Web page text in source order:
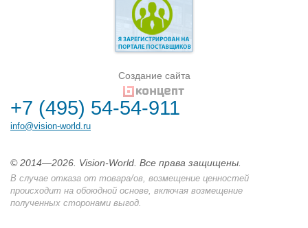
Создание сайта
+7 (495) 54-54-911
info@vision-world.ru
© 2014—2026. Vision-World. Все права защищены.
В случае отказа от товара/ов, возмещение ценностей
происходит на обоюдной основе, включая возмещение
полученных сторонами выгод.